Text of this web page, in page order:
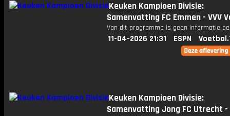
Keuken Kampioen Divisie:
Samenvatting FC Emmen - VVV
Van dit programma is geen informatie
11-04-2026 21:31 ESPN
Keuken Kampioen Divisie:
Samenvatting Jong FC Utrecht -